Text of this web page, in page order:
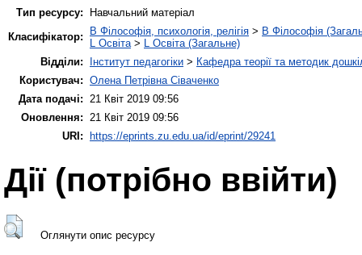
Тип ресурсу:
Навчальний матеріал
Класифікатор:
B Філософія, психологія, релігія > B Філософія
L Освіта > L Освіта (Загальне)
Відділи:
Інститут педагогіки > Кафедра теорії та методик
Користувач: Олена Петрівна Сіваченко
Дата подачі:
21 Квіт 2019 09:56
Оновлення:
21 Квіт 2019 09:56
URI: https://eprints.zu.edu.ua/id/eprint/29241
Дії ​​(потрібно ввійти)
Оглянути опис ресурсу